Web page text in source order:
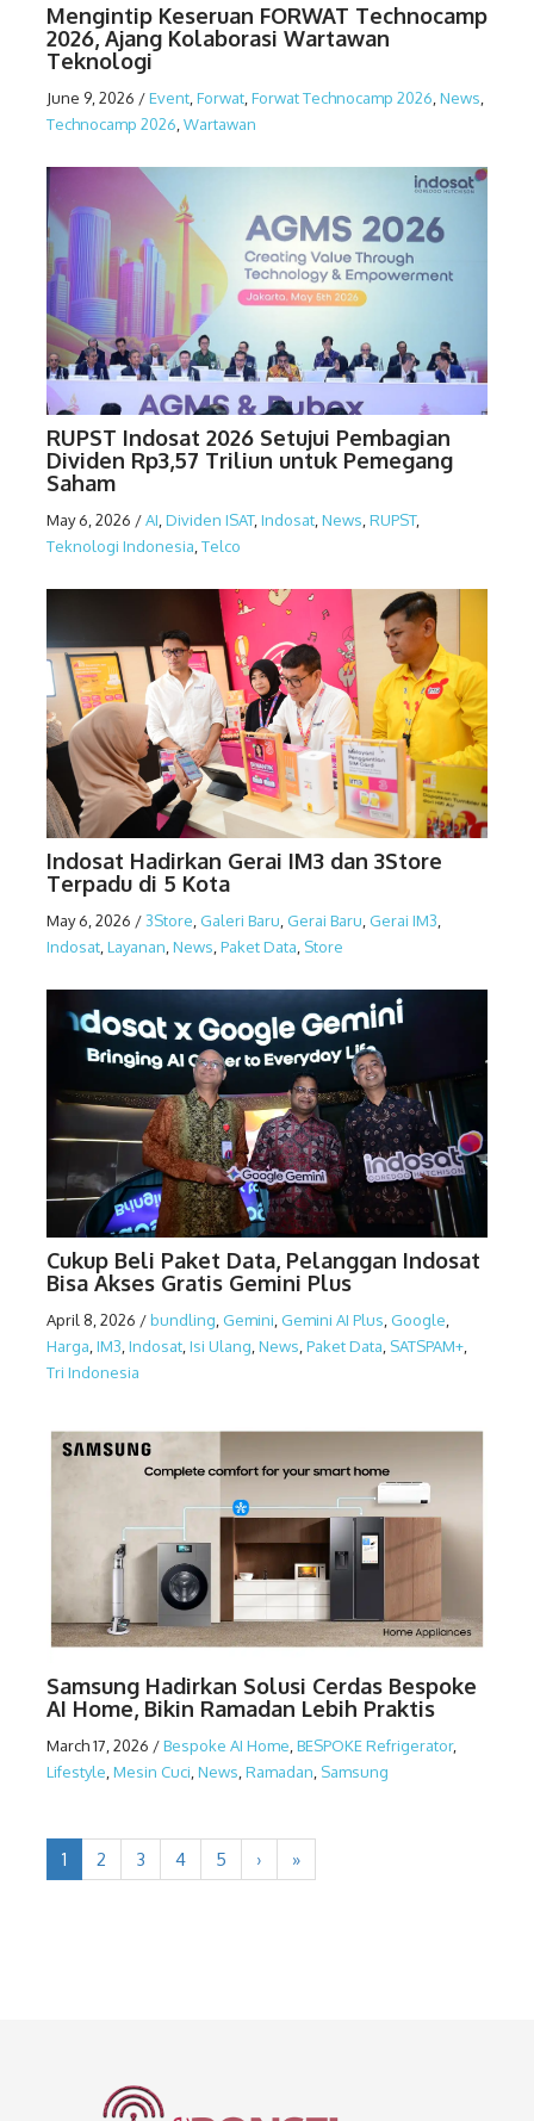
Mengintip Keseruan FORWAT Technocamp
2026, Ajang Kolaborasi Wartawan
Teknologi
June 9, 2026 /Event Forwat Forwat Technocamp 2026 News
Technocamp 2026 Wartawan
RUPST Indosat 2026 Setujui Pembagian
Dividen Rp3,57 Triliun untuk Pemegang
Saham
May 6, 2026 /AI,Dividen ISAT,Indosat,News,RUPST,
Teknologi Indonesia,Telco
Indosat Hadirkan Gerai IM3 dan 3Store
Terpadu di 5 Kota
May 6, 2026 /3Store Galeri Baru Gerai Baru Gerai IM3
Indosat Layanan News Paket Data Store
Cukup Beli Paket Data, Pelanggan Indosat
Bisa Akses Gratis Gemini Plus
April 8, 2026 /bundling Gemini Gemini AI Plus Google
Harga IM3 Indosat Isi Ulang News Paket Data SATSPAM+
Tri Indonesia
Samsung Hadirkan Solusi Cerdas Bespoke
AI Home, Bikin Ramadan Lebih Praktis
March 17, 2026 /Bespoke AI Home BESPOKE Refrigerator,
Lifestyle Mesin Cuci News Ramadan Samsung
1 2 3 4 5 › »